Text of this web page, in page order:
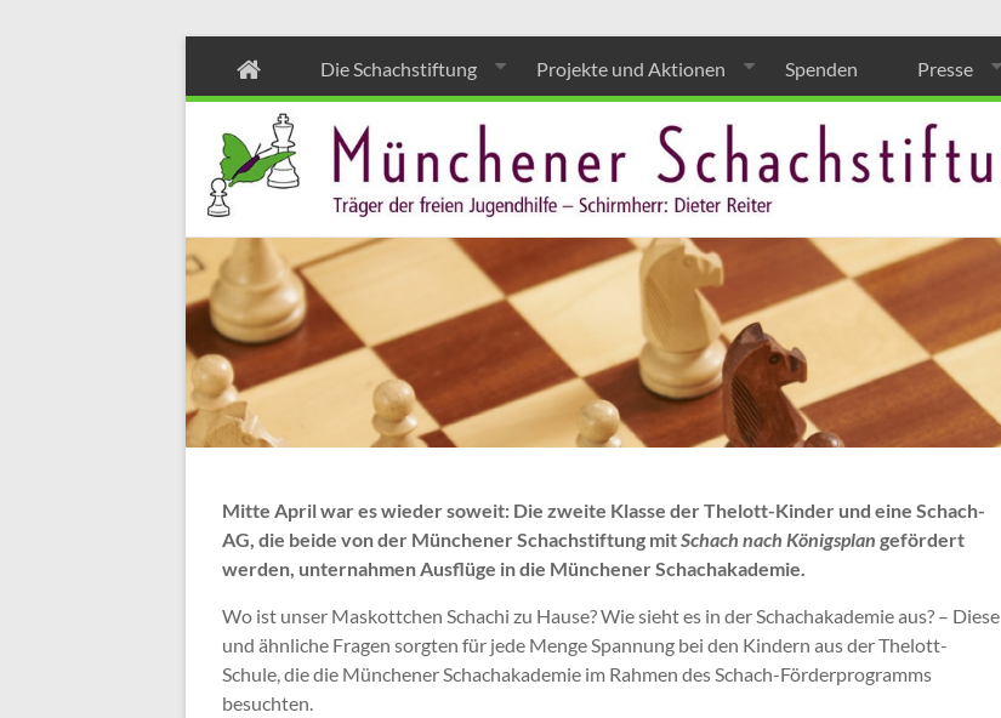
Die Schachstiftung Projekte und Aktionen Spenden Presse
Mitte April war es wieder soweit: Die zweite Klasse der Thelott-Kinder und eine Schach-
AG, die beide von der Münchener Schachstiftung mitSchach nach Königsplan gefördert
werden, unternahmen Ausflüge in die Münchener Schachakademie.
Wo ist unser Maskottchen Schachi zu Hause? Wie sieht es in der Schachakademie aus? – Diese
und ähnliche Fragen sorgten für jede Menge Spannung bei den Kindern aus der Thelott-
Schule, die die Münchener Schachakademie im Rahmen des Schach-Förderprogramms
besuchten.